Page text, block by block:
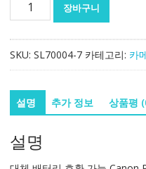
리
환
가
Canon
PowerShot
장바구니
SKU: SL70004-7 카테고리: 카
설명 추가 정보 상품평
설명